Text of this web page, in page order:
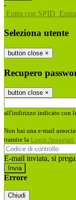
-
Entra con SPID
Seleziona utente
button close ×
Recupero
button close ×
all'indirizzo indicato con
Non hai una e-mail
tramite la Login Spaggiari
E-mail inviata, si
Errore
Chiudi